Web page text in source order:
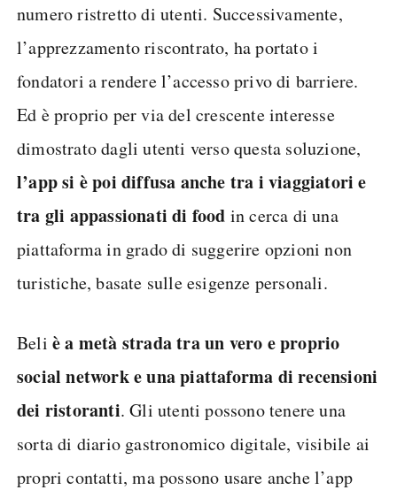
numero ristretto di utenti. Successivamente,
l’apprezzamento riscontrato, ha portato i
fondatori a rendere l’accesso privo di barriere.
Ed è proprio per via del crescente interesse
dimostrato dagli utenti verso questa soluzione,
l’app si è poi diffusa anche tra i viaggiatori e
tra gli appassionati di food in cerca di una
piattaforma in grado di suggerire opzioni non
turistiche, basate sulle esigenze personali.
Beli è a metà strada tra un vero e proprio
social network e una piattaforma di recensioni
dei ristoranti. Gli utenti possono tenere una
sorta di diario gastronomico digitale, visibile ai
propri contatti, ma possono usare anche l’app